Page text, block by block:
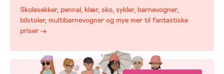
Skolesekker, pennal, klær, sko, sykler, barnevogner,
bilstoler, multibarnevogner og mye mer til fantastiske
priser →